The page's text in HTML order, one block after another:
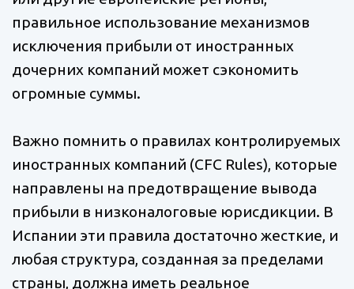
правильное использование механизмов
исключения прибыли от иностранных
дочерних компаний может сэкономить
огромные суммы.
Важно помнить о правилах контролируемых
иностранных компаний (CFC Rules), которые
направлены на предотвращение вывода
прибыли в низконалоговые юрисдикции. В
Испании эти правила достаточно жесткие, и
любая структура, созданная за пределами
страны, должна иметь реальное